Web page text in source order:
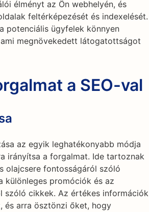
élményt az Ön webhelyén, és
feltérképezését és indexelését.
potenciális ügyfelek könnyen
megnövekedett látogatottságot
a SEO-val
az egyik leghatékonyabb módja
irányítsa a forgalmat. Ide tartoznak
olajcsere fontosságáról szóló
különleges promóciók és az
szóló cikkek. Az értékes információk
és arra ösztönzi őket, hogy